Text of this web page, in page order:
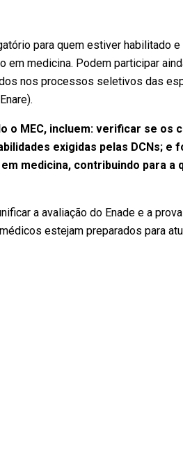
para quem estiver habilitado
em medicina. Podem participar
nos processos seletivos das
o MEC, incluem: verificar se os
exigidas pelas DCNs; e
medicina, contribuindo para a
a avaliação do Enade e a
estejam preparados para